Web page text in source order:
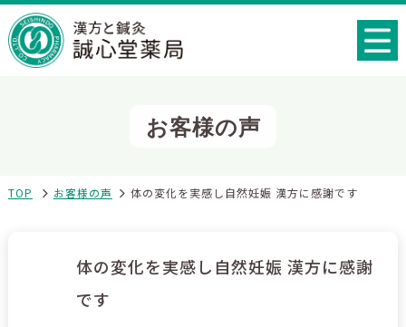
お客様の声
TOP お客様の声 体の変化を実感し自然妊娠 漢方に感謝です
体の変化を実感し自然妊娠 漢方に感謝
です